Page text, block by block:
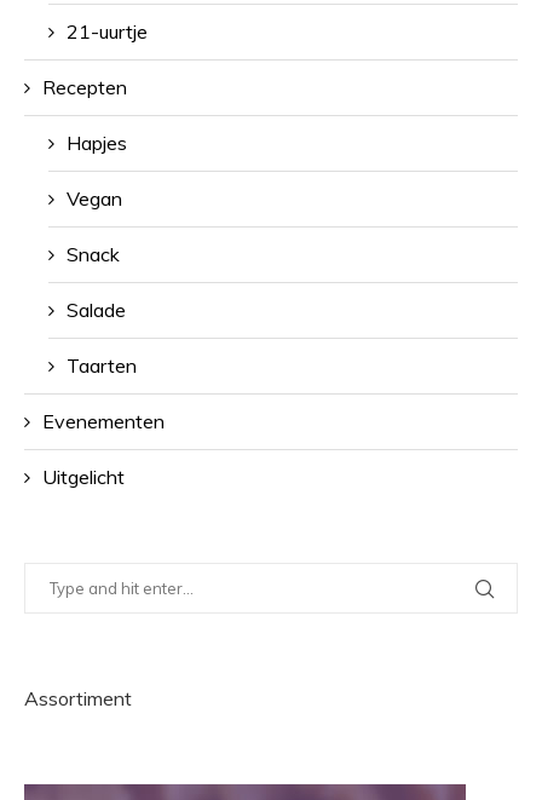
21-uurtje
Recepten
Hapjes
Vegan
Snack
Salade
Taarten
Evenementen
Uitgelicht
Assortiment